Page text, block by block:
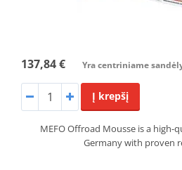
137,84 € Yra centriniame
Į krepšį
MEFO Offroad Mousse is a high-
Germany with proven